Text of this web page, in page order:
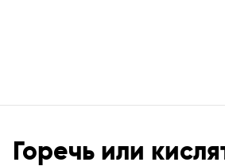
Горечь или